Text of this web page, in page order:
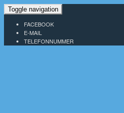
Toggle navigation
FACEBOOK
E-MAIL
TELEFONNUMMER